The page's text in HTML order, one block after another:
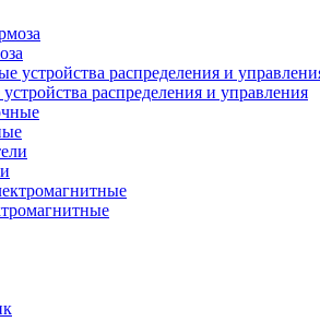
распределения и управления